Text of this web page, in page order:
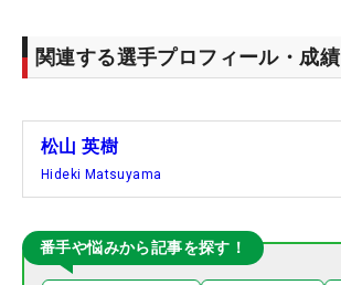
関連する選手プロフィール・成績
松山 英樹
Hideki Matsuyama
番手や悩みから記事を探す！